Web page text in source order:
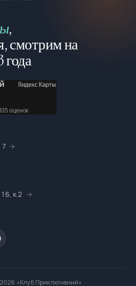
,
смотрим на
года
7
к.2
«Клуб Приключений»